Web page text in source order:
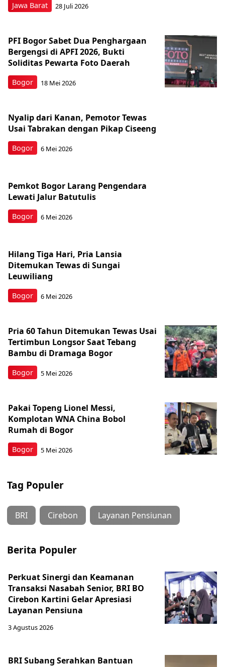
Jawa Barat 28 Juli 2026
Bogor
PFI Bogor Sabet Dua Penghargaan
Bergengsi di APFI 2026, Bukti
Soliditas Pewarta Foto Daerah
18 Mei 2026
Bogor
Nyalip dari Kanan, Pemotor Tewas
Usai Tabrakan dengan Pikap Ciseeng
6 Mei 2026
Bogor
Pemkot Bogor Larang Pengendara
Lewati Jalur Batutulis
6 Mei 2026
Bogor
Hilang Tiga Hari, Pria Lansia
Ditemukan Tewas di Sungai
Leuwiliang
6 Mei 2026
Bogor
Pria 60 Tahun Ditemukan Tewas Usai
Tertimbun Longsor Saat Tebang
Bambu di Dramaga Bogor
5 Mei 2026
Bogor
Pakai Topeng Lionel Messi,
Komplotan WNA China Bobol
Rumah di Bogor
5 Mei 2026
Tag Populer
BRI Cirebon Layanan Pensiunan
Berita Populer
Perkuat Sinergi dan Keamanan
Transaksi Nasabah Senior, BRI BO
Cirebon Kartini Gelar Apresiasi
Layanan Pensiuna
3 Agustus 2026
BRI Subang Serahkan Bantuan